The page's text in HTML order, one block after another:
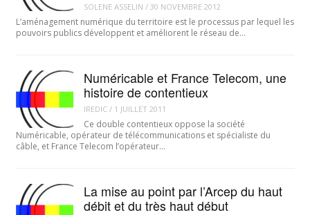
SOLENE ASSELIN / 30 NOVEMBRE 2012
L’aménagement numérique du territoire est le processus par lequel les
pouvoirs publics développent et améliorent le réseau de…
Numéricable et France Telecom, une
histoire de contentieux
IREDIC/ 1 JUILLET 2011
Ce double contentieux oppose la société
Numéricable, opérateur de télécommunications et spécialiste du
câble, et France Telecom l’opérateur…
La mise au point par l’Arcep du haut
débit et du très haut début